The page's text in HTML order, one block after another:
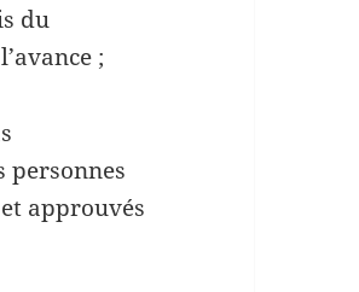
du
;
personnes
approuvés